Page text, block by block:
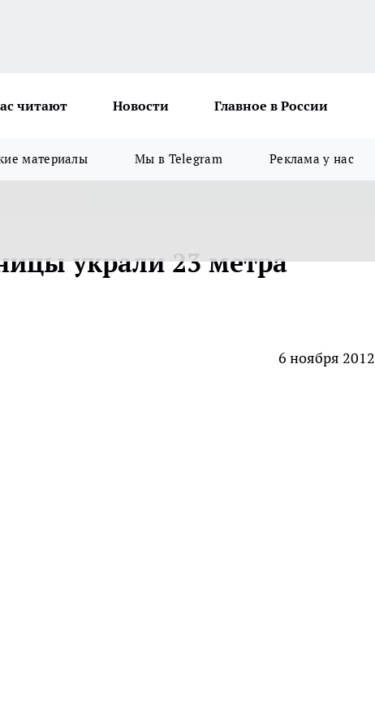
читают Новости Главное в России
материалы Мы в Telegram Реклама у нас
украли 23 метра
6 ноября 2012